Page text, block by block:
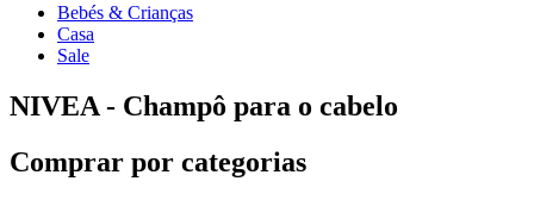
Bebés & Crianças
Casa
Sale
NIVEA - Champô para o cabelo
Comprar por categorias